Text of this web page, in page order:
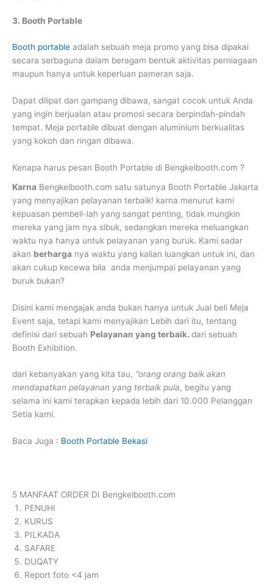
3. Booth Portable
Booth portable adalah sebuah meja promo yang bisa dipakai
secara serbaguna dalam beragam bentuk aktivitas perniagaan
maupun hanya untuk keperluan pameran saja.
Dapat dilipat dan gampang dibawa, sangat cocok untuk Anda
yang ingin berjualan atau promosi secara berpindah-pindah
tempat. Meja portable dibuat dengan aluminium berkualitas
yang kokoh dan ringan dibawa.
Kenapa harus pesan Booth Portable di Bengkelbooth.com ?
Karna Bengkelbooth.com satu satunya Booth Portable Jakarta
yang menyajikan pelayanan terbaik! karna menurut kami
kepuasan pembeli-lah yang sangat penting, tidak mungkin
mereka yang jam nya sibuk, sedangkan mereka meluangkan
waktu nya hanya untuk pelayanan yang buruk. Kami sadar
akan berharga nya waktu yang kalian luangkan untuk ini, dan
akan cukup kecewa bila anda menjumpai pelayanan yang
buruk bukan?
Disini kami mengajak anda bukan hanya untuk Jual beli Meja
Event saja, tetapi kami menyajikan Lebih dari itu, tentang
definisi dari sebuah Pelayanan yang terbaik. dari sebuah
Booth Exhibition.
dari kebanyakan yang kita tau, “orang orang baik akan
mendapatkan pelayanan yang terbaik pula, begitu yang
selama ini kami terapkan kepada lebih dari 10.000 Pelanggan
Setia kami.
Baca Juga : Booth Portable Bekasi
5 MANFAAT ORDER DI Bengkelbooth.com
PENUHI
KURUS
PILKADA
SAFARE
DUQATY
Report foto <4 jam